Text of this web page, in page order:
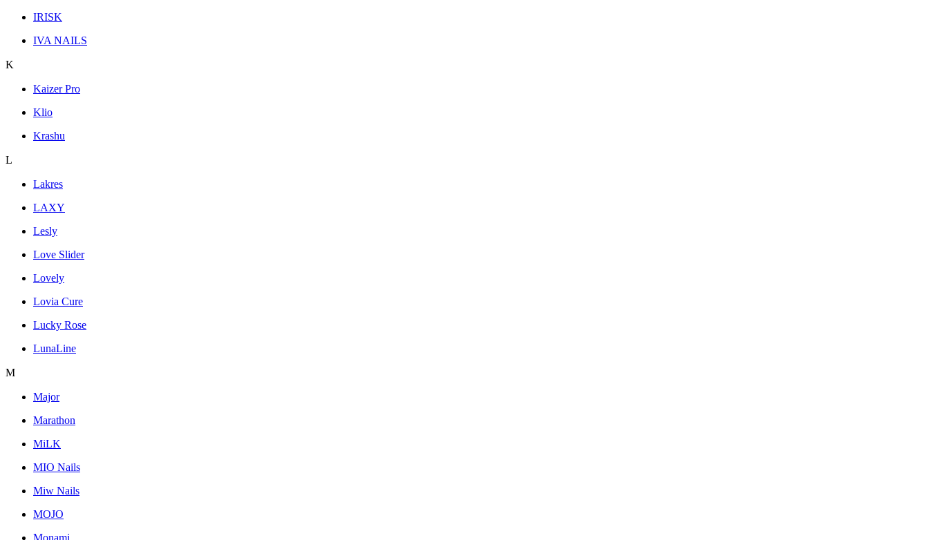
IRISK
IVA NAILS
K
Kaizer Pro
Klio
Krashu
L
Lakres
LAXY
Lesly
Love Slider
Lovely
Lovia Cure
Lucky Rose
LunaLine
M
Major
Marathon
MiLK
MIO Nails
Miw Nails
MOJO
Monami